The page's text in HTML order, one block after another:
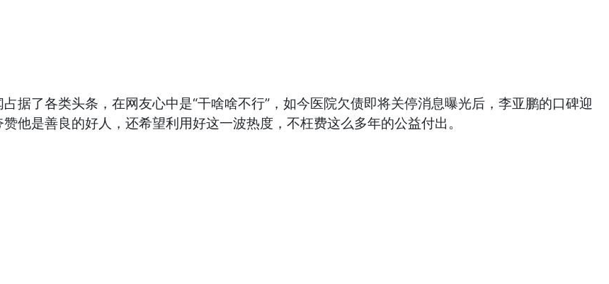
据了各类头条，在网友心中是“干啥啥不行”，如今医院欠债即将关停消息曝光后，李亚鹏的口碑迎
他是善良的好人，还希望利用好这一波热度，不枉费这么多年的公益付出。